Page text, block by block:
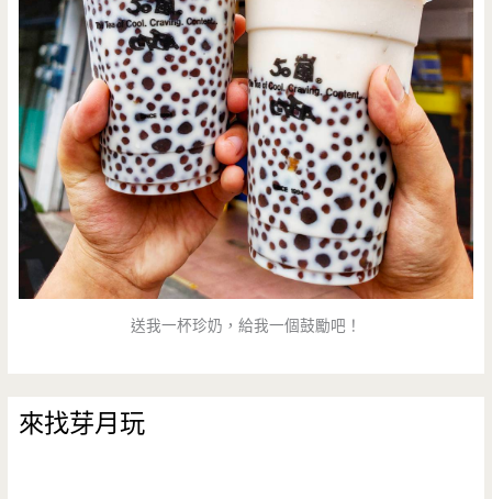
送我一杯珍奶，給我一個鼓勵吧！
來找芽月玩